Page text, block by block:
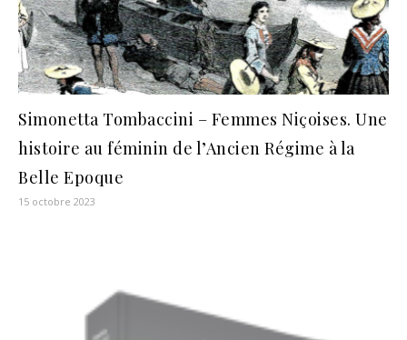
Simonetta Tombaccini – Femmes Niçoises. Une
histoire au féminin de l’Ancien Régime à la
Belle Epoque
15 octobre 2023